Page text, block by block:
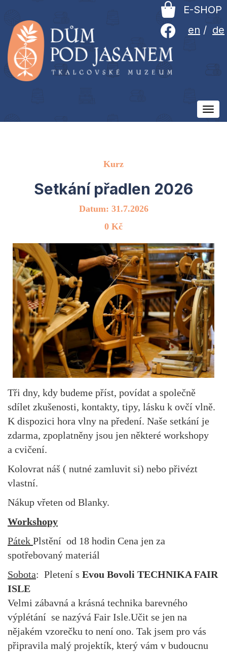
en / de
E-SHOP
Kurz
Setkání přadlen 2026
Datum: 31.7.2026
0 Kč
Tři dny, kdy budeme příst, povídat a společně
sdílet zkušenosti, kontakty, tipy, lásku k ovčí vlně.
K dispozici hora vlny na předení. Naše setkání je
zdarma, zpoplatněny jsou jen některé workshopy
a cvičení.
Kolovrat náš ( nutné zamluvit si) nebo přivézt
vlastní.
Nákup vřeten od Blanky.
Workshopy
Pátek Plstění od 18 hodin Cena jen za
spotřebovaný materiál
Sobota: Pletení s Evou Bovoli TECHNIKA FAIR
ISLE
Velmi zábavná a krásná technika barevného
výplétání se nazývá Fair Isle.Učit se jen na
nějakém vzorečku to není ono. Tak jsem pro vás
připravila malý projektík, který vám v budoucnu